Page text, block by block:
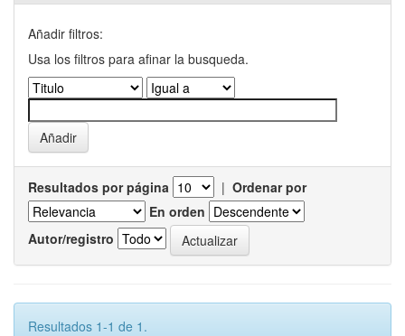
Añadir filtros:
Usa los filtros para afinar la busqueda.
Resultados por página | Ordenar por
En orden
Autor/registro
Resultados 1-1 de 1.